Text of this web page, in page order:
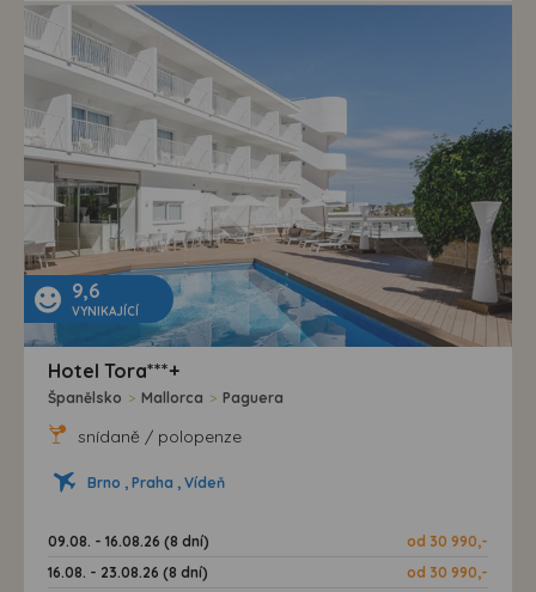
9,6
VYNIKAJÍCÍ
Hotel Tora***+
Španělsko > Mallorca > Paguera
snídaně / polopenze
Brno , Praha , Vídeň
09.08. - 16.08.26 (8 dní)
od 30 990,-
16.08. - 23.08.26 (8 dní)
od 30 990,-